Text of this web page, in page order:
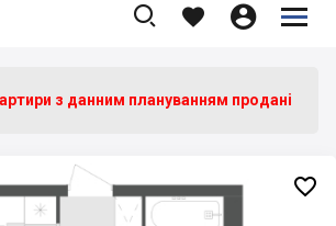
   


з данним плануванням продані
